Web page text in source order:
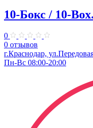
10-Бокс / 10-
0
0 отзывов
г.Краснодар,
Пн-Вс 08:00-20:00